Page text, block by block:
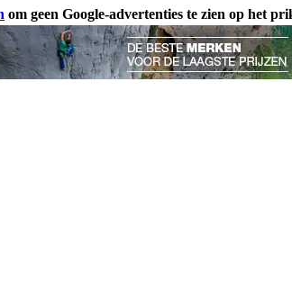
om geen Google-advertenties te zien op het